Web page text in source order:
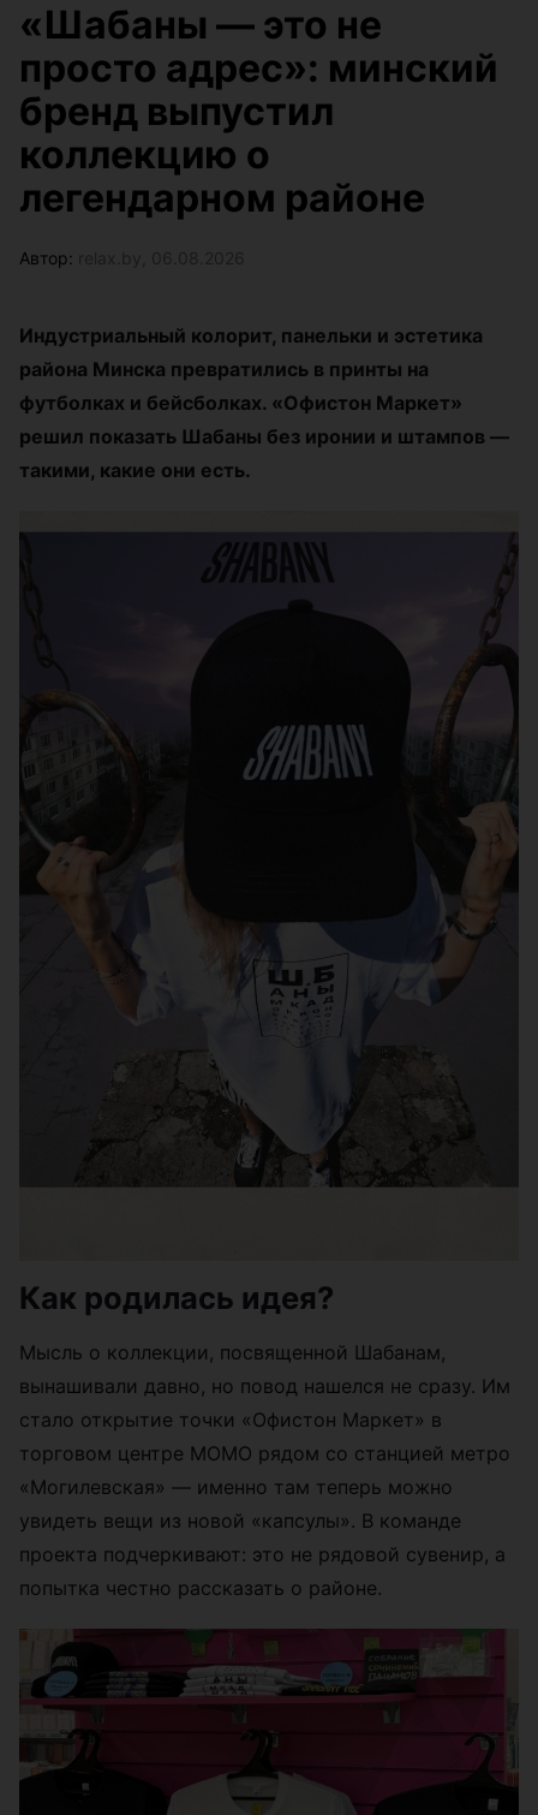
«Шабаны — это не
просто адрес»: минский
бренд выпустил
коллекцию о
легендарном районе
Автор:
Индустриальный колорит, панельки и эстетика
района Минска превратились в принты на
футболках и бейсболках. «Офистон Маркет»
решил показать Шабаны без иронии и штампов —
такими, какие они есть.
Как родилась идея?
Мысль о коллекции, посвященной Шабанам,
вынашивали давно, но повод нашелся не сразу. Им
стало открытие точки «Офистон Маркет» в
торговом центре МОМО рядом со станцией метро
«Могилевская» — именно там теперь можно
увидеть вещи из новой «капсулы». В команде
проекта подчеркивают: это не рядовой сувенир, а
попытка честно рассказать о районе.